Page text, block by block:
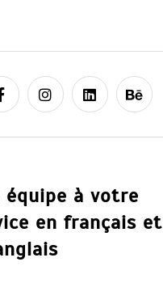
équipe à votre
en français et